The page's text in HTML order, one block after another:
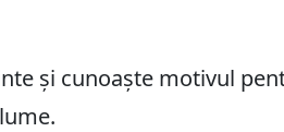
și cunoaște motivul